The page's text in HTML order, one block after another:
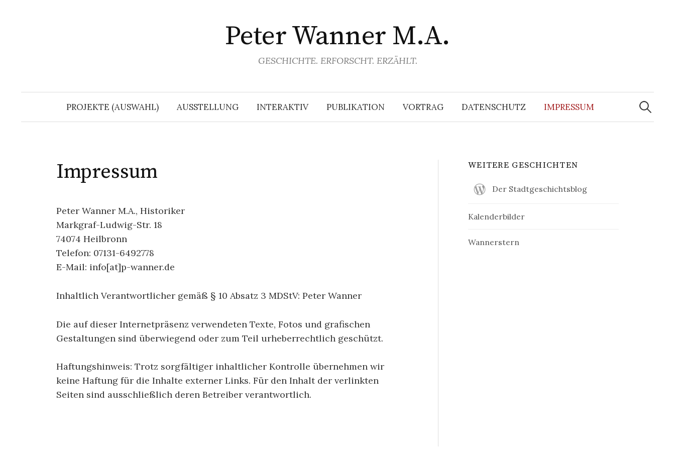
Peter Wanner M.A.
GESCHICHTE. ERFORSCHT. ERZÄHLT.
PROJEKTE (AUSWAHL) AUSSTELLUNG INTERAKTIV PUBLIKATION VORTRAG DATENSCHUTZ IMPRESSUM
Suchen
nach:
Impressum
Peter Wanner M.A., Historiker
Markgraf-Ludwig-Str. 18
74074 Heilbronn
Telefon: 07131-6492778
E-Mail: info[at]p-wanner.de
Inhaltlich Verantwortlicher gemäß § 10 Absatz 3 MDStV: Peter Wanner
Die auf dieser Internetpräsenz verwendeten Texte, Fotos und grafischen
Gestaltungen sind überwiegend oder zum Teil urheberrechtlich geschützt.
Haftungshinweis: Trotz sorgfältiger inhaltlicher Kontrolle übernehmen wir
keine Haftung für die Inhalte externer Links. Für den Inhalt der verlinkten
Seiten sind ausschließlich deren Betreiber verantwortlich.
WEITERE GESCHICHTEN
Der Stadtgeschichtsblog
Kalenderbilder
Wannerstern